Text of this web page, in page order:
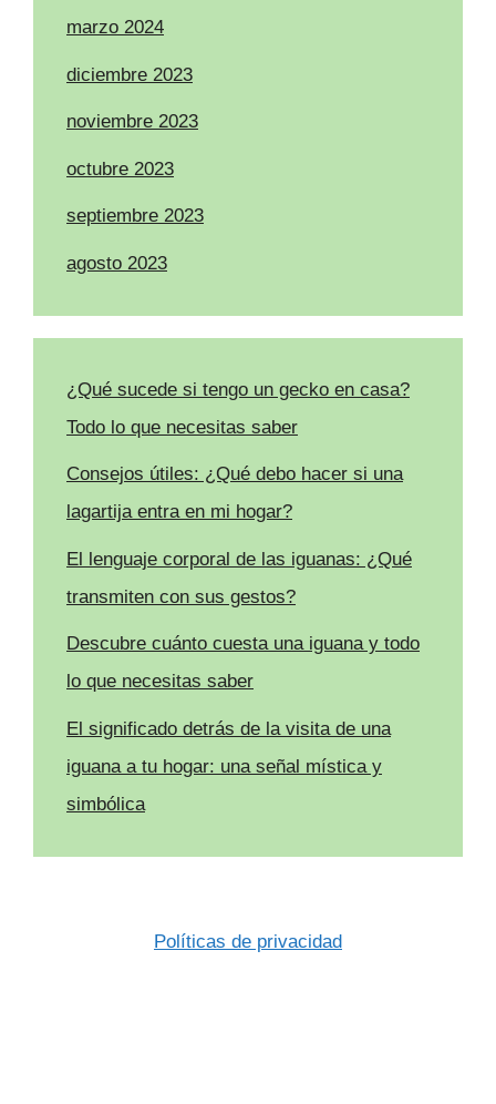
marzo 2024
diciembre 2023
noviembre 2023
octubre 2023
septiembre 2023
agosto 2023
¿Qué sucede si tengo un gecko en casa?
Todo lo que necesitas saber
Consejos útiles: ¿Qué debo hacer si una
lagartija entra en mi hogar?
El lenguaje corporal de las iguanas: ¿Qué
transmiten con sus gestos?
Descubre cuánto cuesta una iguana y todo
lo que necesitas saber
El significado detrás de la visita de una
iguana a tu hogar: una señal mística y
simbólica
Políticas de privacidad